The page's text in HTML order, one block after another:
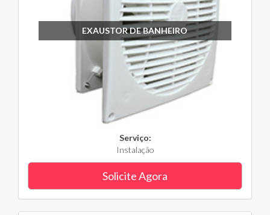
EXAUSTOR DE BANHEIRO
Serviço:
Instalação
Solicite Agora